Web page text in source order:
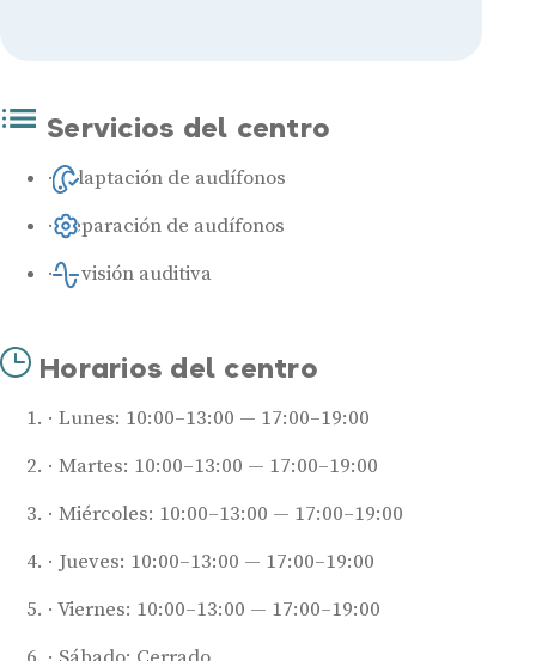
Servicios del centro
Adaptación de audífonos
Reparación de audífonos
Revisión auditiva
Horarios del centro
Lunes: 10:00–13:00 — 17:00–19:00
Martes: 10:00–13:00 — 17:00–19:00
Miércoles: 10:00–13:00 — 17:00–19:00
Jueves: 10:00–13:00 — 17:00–19:00
Viernes: 10:00–13:00 — 17:00–19:00